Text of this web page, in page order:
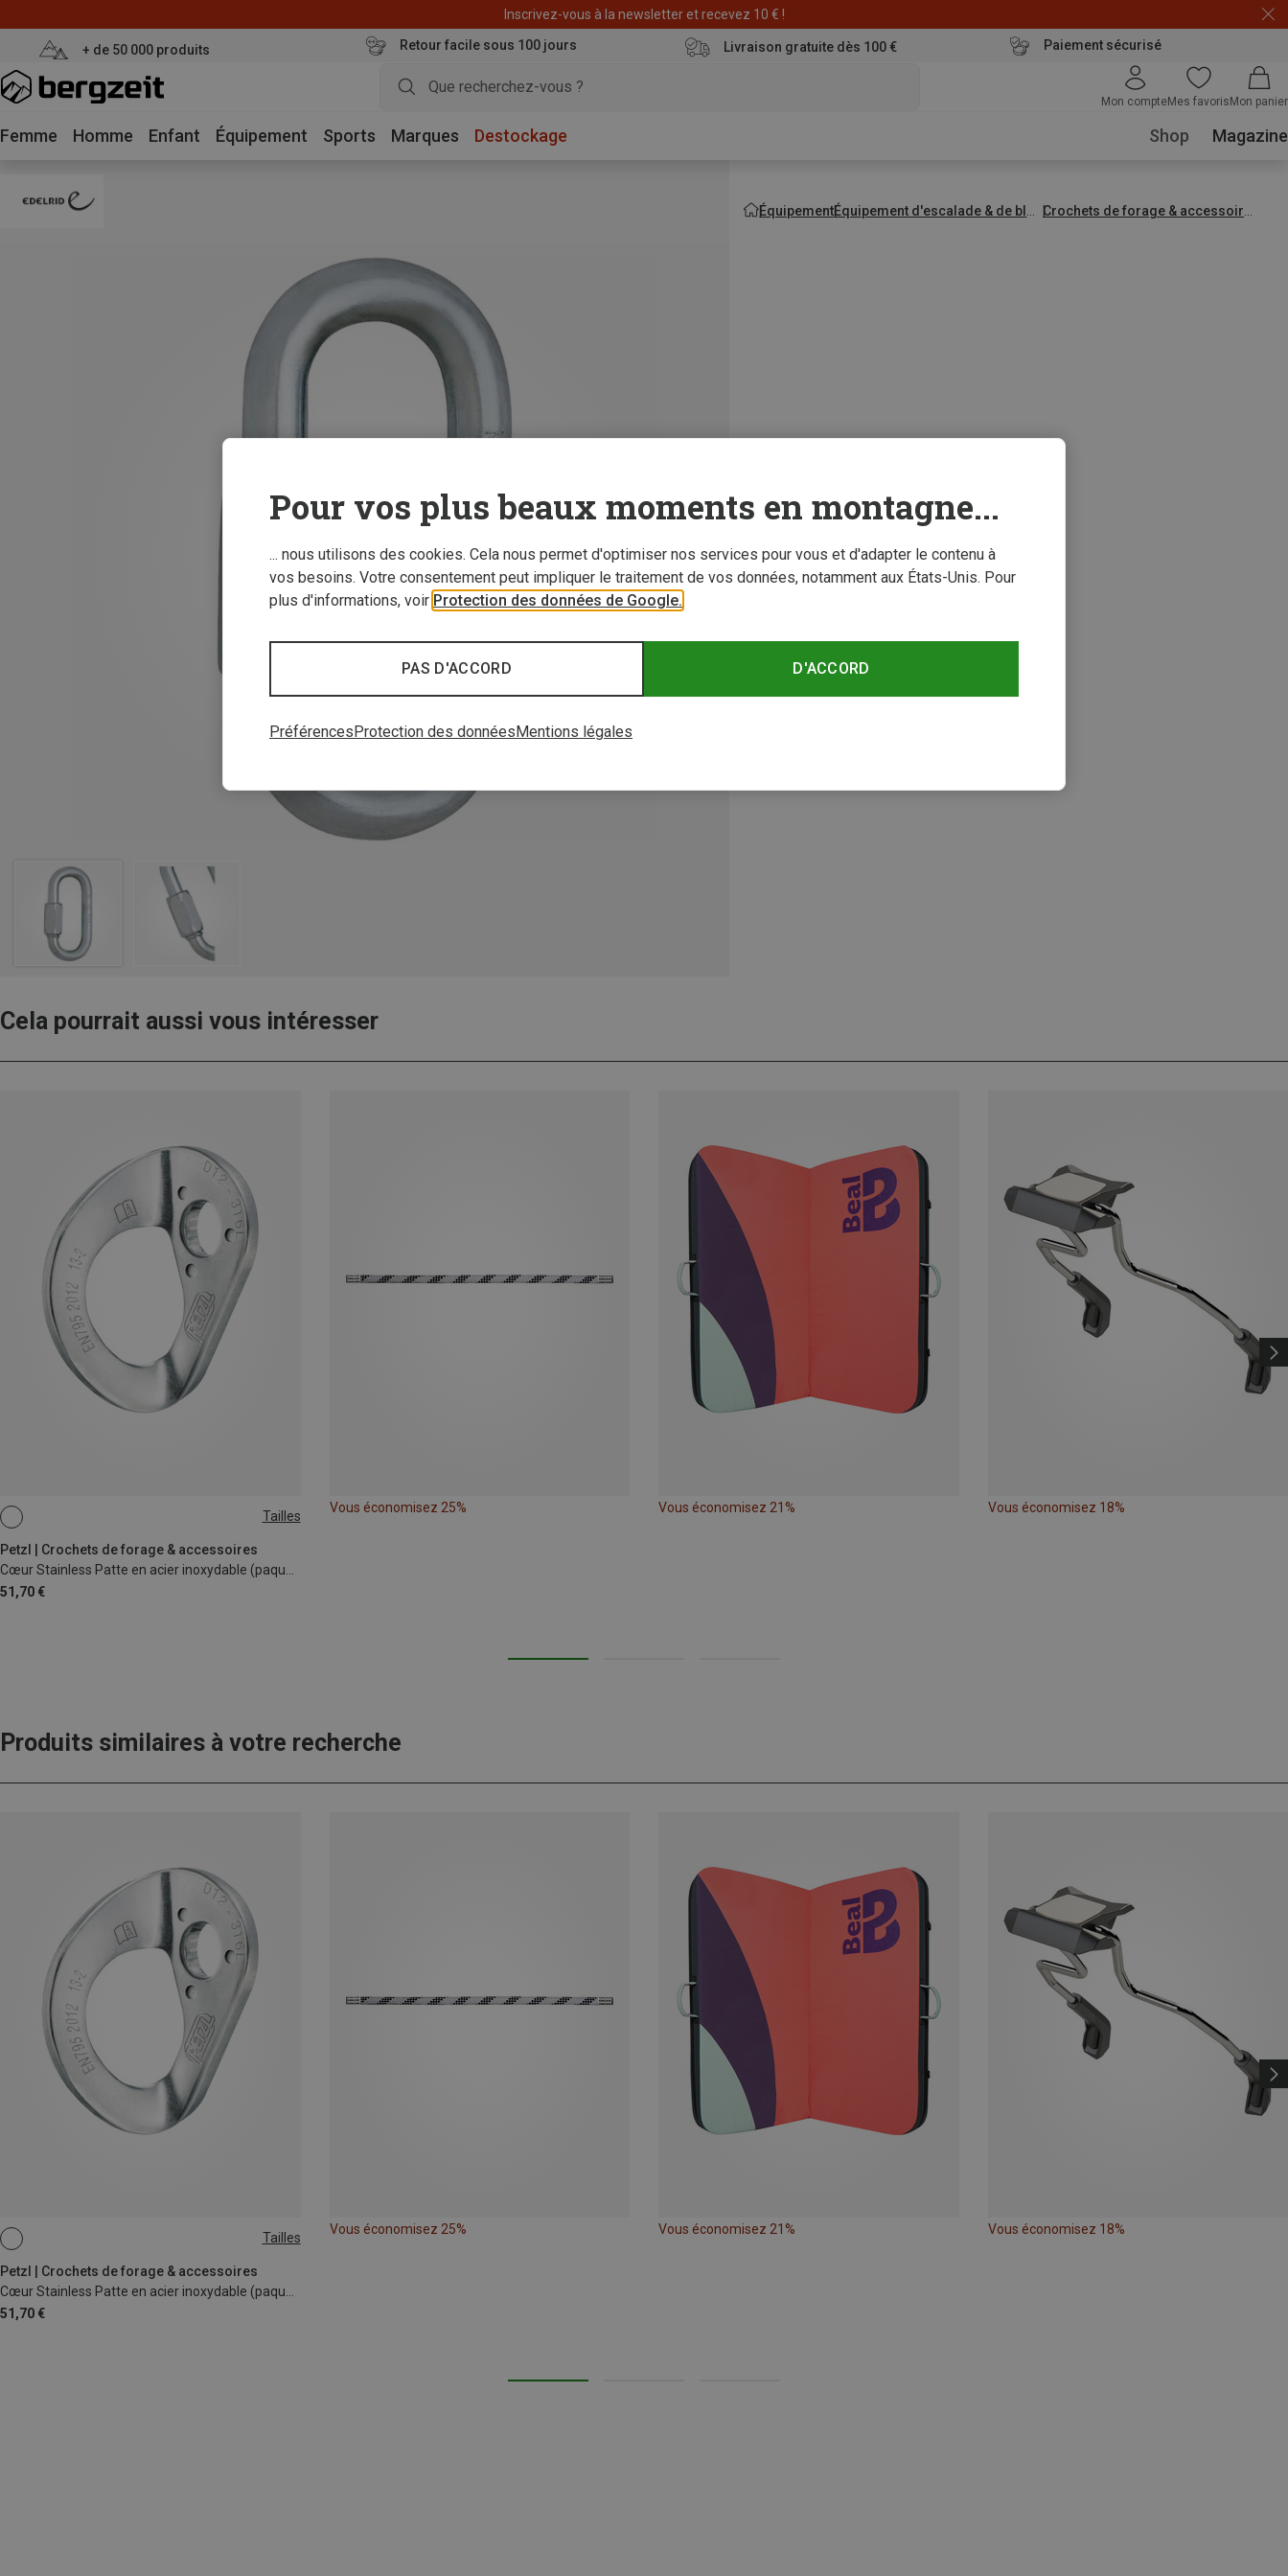
Inscrivez-vous à la newsletter et recevez 10 € !
+ de 50 000 produits Retour facile sous 100 jours Livraison gratuite dès 100 € Paiement sécurisé
Mon compteMes favoris Mon panier
Femme Homme Enfant Équipement Sports Marques Destockage Shop Magazine
ÉquipementÉquipement d'escalade & de bloc Crochets de forage & accessoires
Cela pourrait aussi vous intéresser
Tailles
Petzl | Crochets de forage & accessoires
51,70 €
10MM
Vous économisez 25% Vous économisez 21% Vous économisez 18%
Produits similaires à votre recherche
Tailles
Petzl | Crochets de forage & accessoires
51,70 €
10MM
Vous économisez 25% Vous économisez 21% Vous économisez 18%
Pour vos plus beaux moments en montagne...
... nous utilisons des cookies. Cela nous permet d'optimiser nos services pour vous et d'adapter le contenu à
vos besoins. Votre consentement peut impliquer le traitement de vos données, notamment aux États-Unis. Pour
plus d'informations, voir Protection des données de Google.
D'ACCORD
PAS D'ACCORD
Préférences Protection des données Mentions légales